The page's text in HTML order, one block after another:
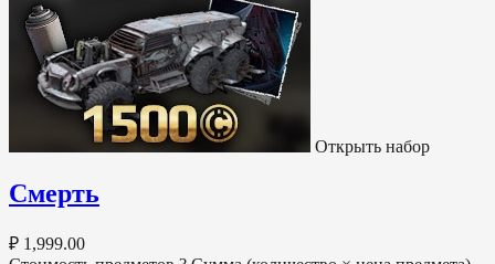
Открыть набор
Смерть
₽ 1,999.00